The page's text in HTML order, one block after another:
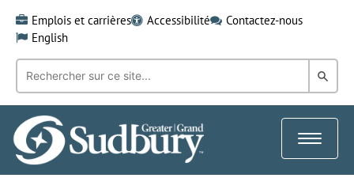
content
Emplois et carrières Accessibilité
Contactez-nous
English
Recherche
mot-
clé:
dans
Toggle